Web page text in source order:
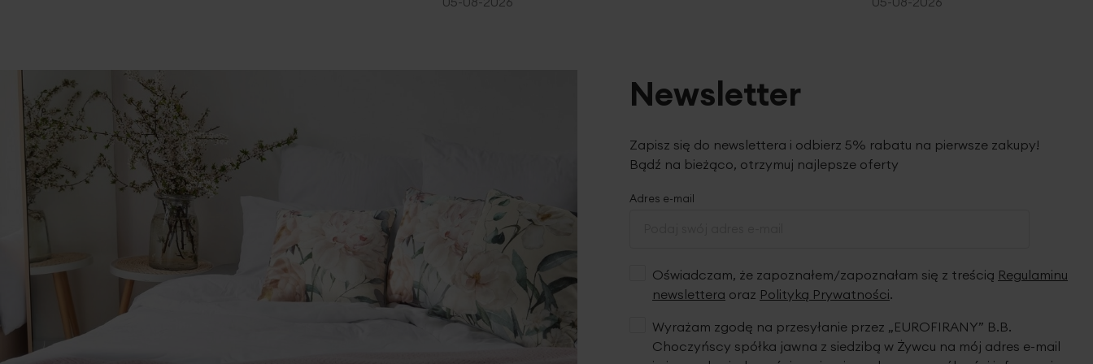
Newsletter
Zapisz się do newslettera i odbierz 5% rabatu na pierwsze zakupy!
Bądź na bieżąco, otrzymuj najlepsze oferty
Adres e-mail
Oświadczam, że zapoznałem/zapoznałam się z treścią Regulaminu
newslettera oraz Polityką Prywatności.
Wyrażam zgodę na przesyłanie przez „EUROFIRANY” B.B.
Choczyńscy spółka jawna z siedzibą w Żywcu na mój adres e-mail